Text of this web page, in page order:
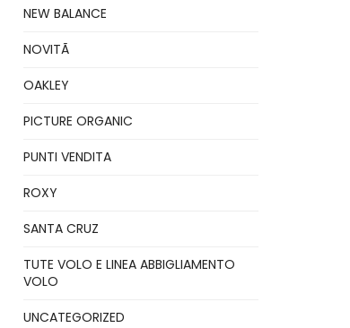
NEW BALANCE
NOVITÃ
OAKLEY
PICTURE ORGANIC
PUNTI VENDITA
ROXY
SANTA CRUZ
TUTE VOLO E LINEA ABBIGLIAMENTO
VOLO
UNCATEGORIZED